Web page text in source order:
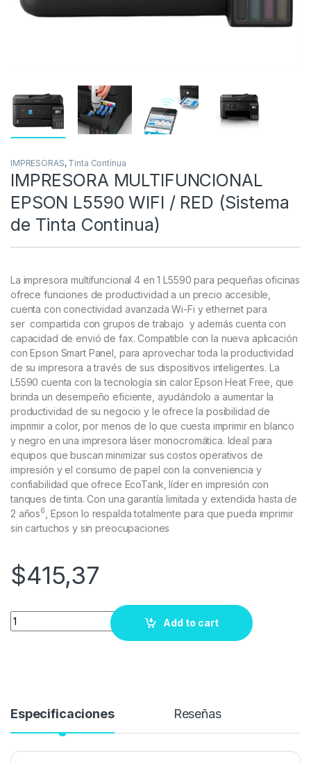
IMPRESORAS, Tinta Contínua
IMPRESORA MULTIFUNCIONAL
EPSON L5590 WIFI / RED (Sistema
de Tinta Continua)
La impresora multifuncional 4 en 1 L5590 para pequeñas oficinas
ofrece funciones de productividad a un precio accesible,
cuenta con conectividad avanzada Wi-Fi y ethernet para
ser compartida con grupos de trabajo y además cuenta con
capacidad de envió de fax. Compatible con la nueva aplicación
con Epson Smart Panel, para aprovechar toda la productividad
de su impresora a través de sus dispositivos inteligentes. La
L5590 cuenta con la tecnología sin calor Epson Heat Free, que
brinda un desempeño eficiente, ayudándolo a aumentar la
productividad de su negocio y le ofrece la posibilidad de
imprimir a color, por menos de lo que cuesta imprimir en blanco
y negro en una impresora láser monocromática. Ideal para
equipos que buscan minimizar sus costos operativos de
impresión y el consumo de papel con la conveniencia y
confiabilidad que ofrece EcoTank, líder en impresión con
tanques de tinta. Con una garantía limitada y extendida hasta de
2 años6
, Epson lo respalda totalmente para que pueda imprimir
sin cartuchos y sin preocupaciones
$415,37
Quantity
Add to cart
Especificaciones Reseñas